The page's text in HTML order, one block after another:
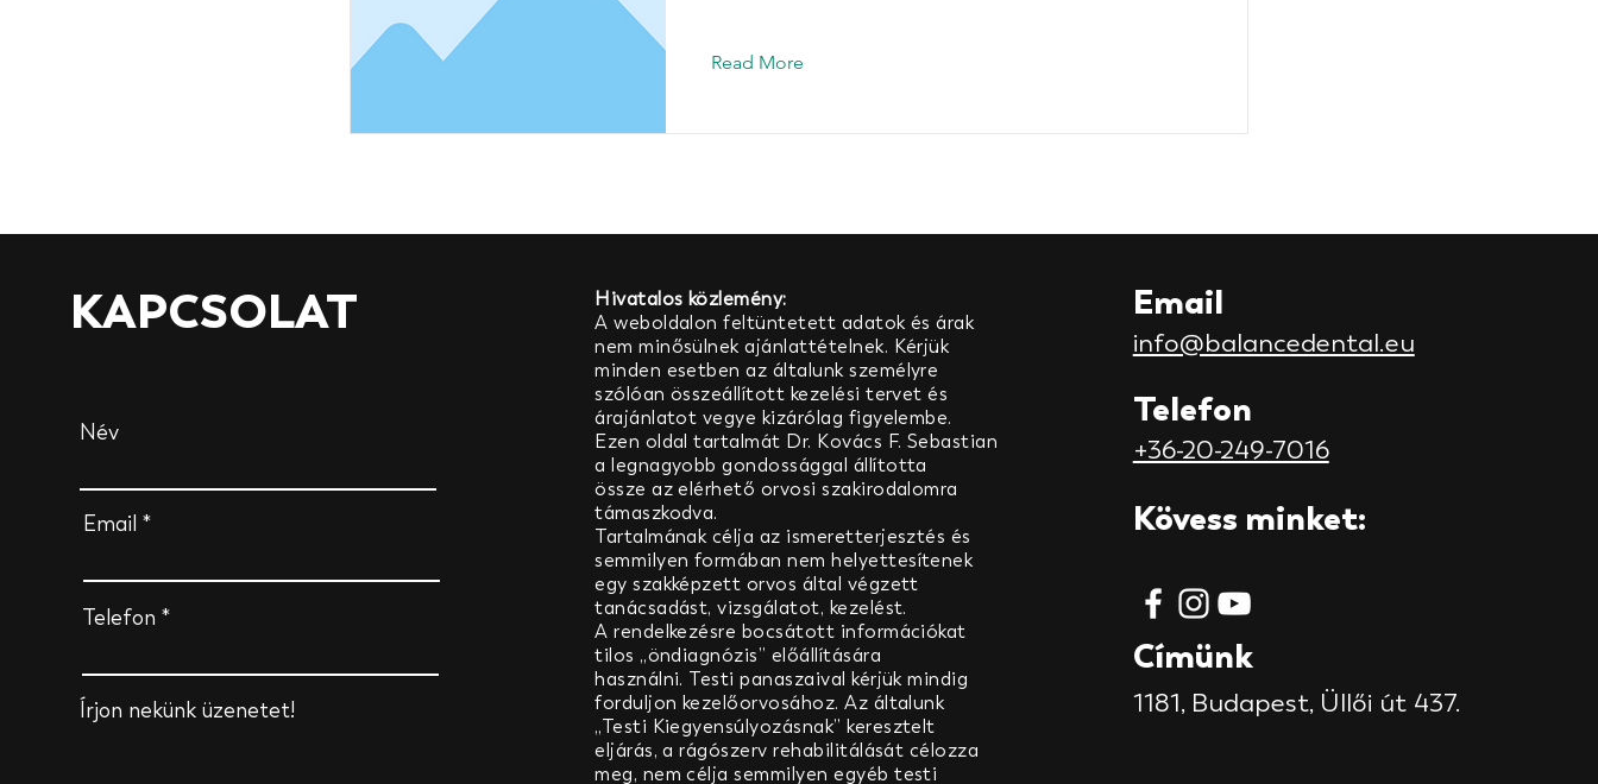
Read More
KAPCSOLAT
Név
Email
Telefon
Írjon nekünk üzenetet!
Hivatalos közlemény:
A weboldalon feltüntetett adatok és árak
nem minősülnek ajánlattételnek. Kérjük
minden esetben az általunk személyre
szólóan összeállított kezelési tervet és
árajánlatot vegye kizárólag figyelembe.
Ezen oldal tartalmát Dr. Kovács F. Sebastian
a legnagyobb gondossággal állította
összeaz elérhető orvosi szakirodalomra
támaszkodva.
Tartalmának célja az ismeretterjesztés és
semmilyen formában nem helyettesítenek
egy szakképzett orvos által végzett
tanácsadást, vizsgálatot, kezelést.
A rendelkezésre bocsátott információkat
tilos „öndiagnózis” előállítására
használni. Testi panaszaival kérjük mindig
forduljon kezelőorvosához.Az általunk
„Testi Kiegyensúlyozásnak” keresztelt
eljárás, a rágószerv rehabilitálását célozza
meg, nem célja semmilyen egyéb testi
Email
info@balancedental.eu
Telefon
+36-20-249-7016
Címünk
1181, Budapest, Üllői út 437.
Kövess minket: